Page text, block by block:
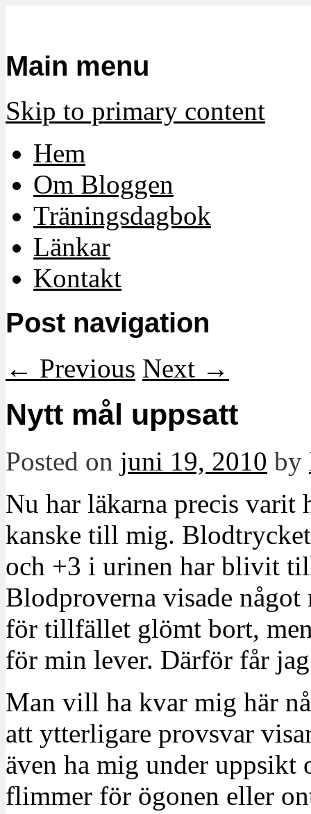
Main menu
Skip to primary content
Hem
Om Bloggen
Träningsdagbok
Länkar
Kontakt
Post navigation
← Previous Next →
Nytt mål uppsatt
Posted on juni 19, 2010 by
Nu har läkarna precis varit
kanske till mig.
och +3 i urinen har blivit
Blodproverna visade
för tillfället glömt bort,
för min lever. Därför får
Man vill ha kvar mig här
att ytterligare provsvar
även ha mig under
flimmer för ögonen eller